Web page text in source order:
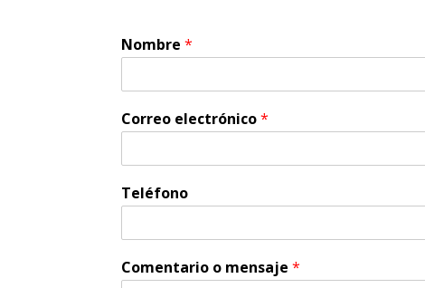
Nombre*
Correo electrónico*
Teléfono
Comentario o mensaje*